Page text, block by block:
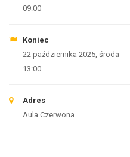
09:00
Koniec
22 października 2025, środa
13:00
Adres
Aula Czerwona